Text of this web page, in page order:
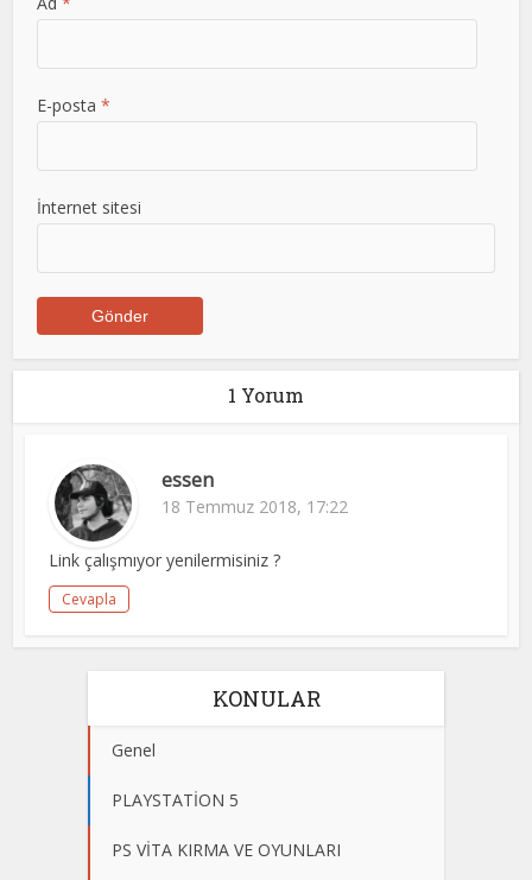
E-posta*
İnternet sitesi
1 Yorum
essen
18 Temmuz 2018, 17:22
Link çalışmıyor yenilermisiniz ?
Cevapla
KONULAR
Genel
PLAYSTATİON 5
PS VİTA KIRMA VE OYUNLARI